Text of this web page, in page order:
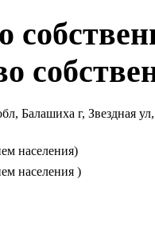
Балашиха г,
населения)
населения )